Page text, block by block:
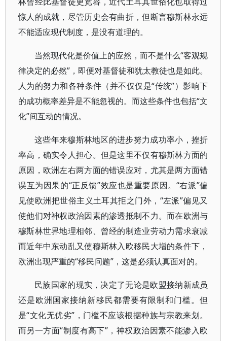
惊人的成就，尽管历史会有曲折，但断言穆斯林永远
不能适应现代制度，是没有道理的。
当然现代化是价值上的应然，而不是什么“客观规
律决定的必然”，即便对基督徒和犹太教徒也是如此。
人为的努力和各种条件（并不仅仅是“传统”）影响下
的成功概率差异是不能忽视的。而这些条件也包括“文
化”间互动的情况。
这些年来穆斯林地区的进步努力成功率小，挫折
率高，确实令人担心。但是这里不仅有穆斯林方面的
原因，欧洲左右两方面的错误应对，尤其是两方面错
误互为因果的“正反馈”效应也是重要原因。“右派”偏
见使欧洲把世俗主义土耳其拒之门外，“左派”偏见又
使他们对神权政治因素的渗透抵制不力。而在欧洲与
穆斯林世界地理相邻、曾经的制造业劳动力需求衰减
而近年中东动乱又使穆斯林入欧移民大增的条件下，
欧洲出现严重的“移民问题”，这是必须认真面对的。
民族国家的现实，决定了无论是欧盟接纳新成员
还是欧洲国家接纳新移民都需要有限制和门槛。但
是“文化无优劣”，门槛不应该根据种族与宗教来划。
而另一方面“制度有高下”，神权政治因素不能渗入欧